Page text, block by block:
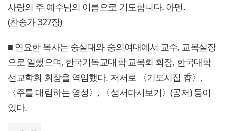
사랑의 주 예수님의 이름으로 기도합니다. 아멘.
(찬송가 327장)
■ 연요한 목사는 숭실대와 숭의여대에서 교수, 교목실장
으로 일했으며, 한국기독교대학 교목회 회장, 한국대학
선교학회 회장을 역임했다. 저서로 〈기도시집 香〉,
〈주를 대림하는 영성〉, 〈성서다시보기〉(공저) 등이
있다.